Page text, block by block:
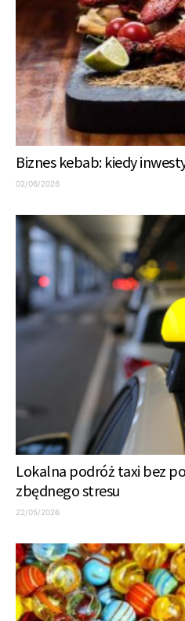
Biznes kebab: kiedy
02/06/2026
Lokalna podróż taxi bez
zbędnego stresu
22/05/2026